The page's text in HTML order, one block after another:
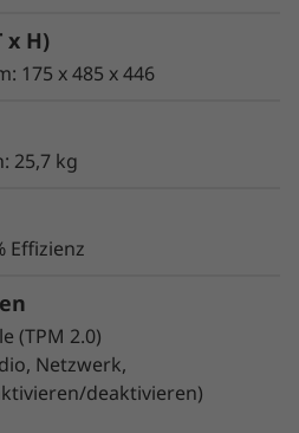
Bandbreite als die
hinaus kann
schnellerer Speicher
einer
Lösung und
zu 48 TB
x H)
175 x 485 x 446
25,7 kg
Effizienz
(TPM 2.0)
Netzwerk,
deaktivieren)